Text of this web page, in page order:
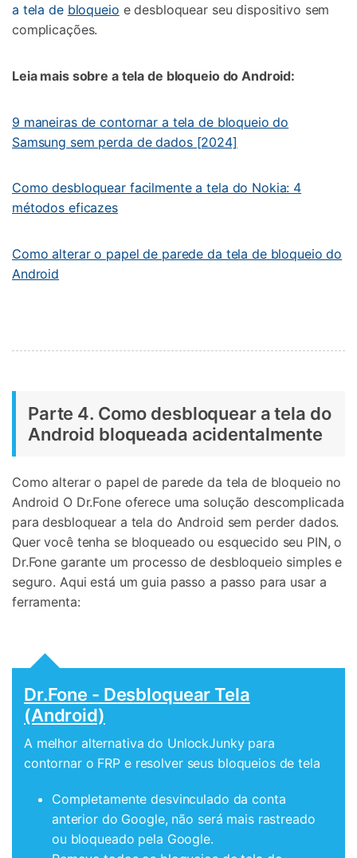
a tela de bloqueio e desbloquear seu dispositivo sem
complicações.
Leia mais sobre a tela de bloqueio do Android:
9 maneiras de contornar a tela de bloqueio do
Samsung sem perda de dados [2024]
Como desbloquear facilmente a tela do Nokia: 4
métodos eficazes
Como alterar o papel de parede da tela de bloqueio do
Android
Parte 4. Como desbloquear a tela do
Android bloqueada acidentalmente
Como alterar o papel de parede da tela de bloqueio no
Android O Dr.Fone oferece uma solução descomplicada
para desbloquear a tela do Android sem perder dados.
Quer você tenha se bloqueado ou esquecido seu PIN, o
Dr.Fone garante um processo de desbloqueio simples e
seguro. Aqui está um guia passo a passo para usar a
ferramenta:
Dr.Fone - Desbloquear Tela
(Android)
A melhor alternativa do UnlockJunky para
contornar o FRP e resolver seus bloqueios de tela
Completamente desvinculado da conta
anterior do Google, não será mais rastreado
ou bloqueado pela Google.